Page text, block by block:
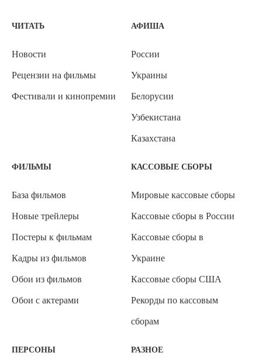
ЧИТАТЬ
Новости
Рецензии на фильмы
Фестивали и кинопремии
АФИША
России
Украины
Белорусии
Узбекистана
Казахстана
ФИЛЬМЫ
База фильмов
Новые трейлеры
Постеры к фильмам
Кадры из фильмов
Обои из фильмов
Обои с актерами
КАССОВЫЕ СБОРЫ
Мировые кассовые сборы
Кассовые сборы в России
Кассовые сборы в
Украине
Кассовые сборы США
Рекорды по кассовым
сборам
ПЕРСОНЫ РАЗНОЕ